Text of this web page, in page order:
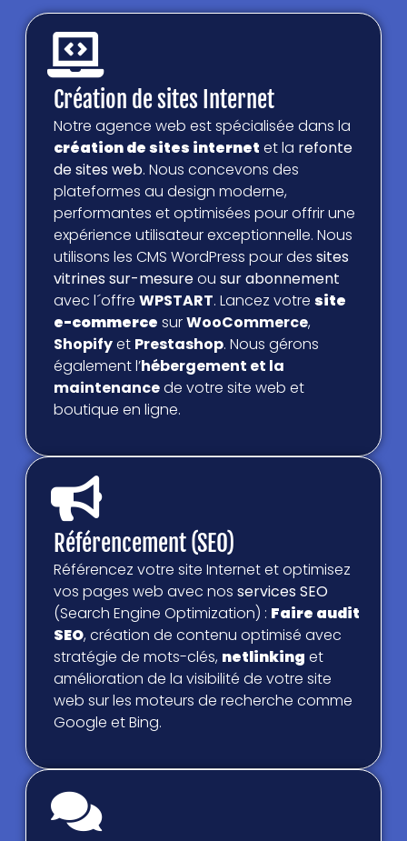
Création de sites Internet
Notre agence web est spécialisée dans la
création de sites internet et la refonte
de sites web. Nous concevons des
plateformes au design moderne,
performantes et optimisées pour offrir une
expérience utilisateur exceptionnelle. Nous
utilisons les CMS WordPress pour des sites
vitrinessur-mesureou sur abonnement
avec l´offre WPSTART. Lancez votre site
e-commerce surWooCommerce,
Shopifyet Prestashop. Nous gérons
également l’hébergement et la
maintenancede votre site web et
boutique en ligne.
Référencement (SEO)
Référencez votre site Internet et optimisez
vos pages web avec nos services SEO
(Search Engine Optimization) : Faire audit
SEO, création de contenu optimisé avec
stratégie de mots-clés, netlinking et
amélioration de la visibilité de votre site
web sur les moteurs de recherche comme
Google et Bing.